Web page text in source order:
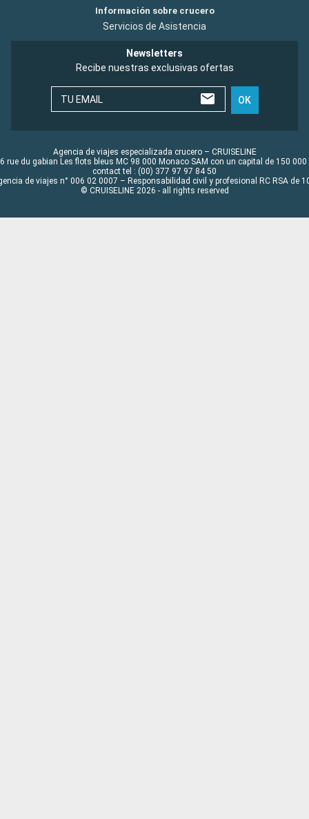
Información sobre crucero
Servicios de Asistencia
Newsletters
Recibe nuestras exclusivas ofertas
TU EMAIL OK
Agencia de viajes especializada crucero – CRUISELINE
rue du gabian Les flots bleus MC 98 000 Monaco SAM con un capital de 150 000
contact tel : (00) 377 97 97 84 50
de viajes n° 006 02 0007 – Responsabilidad civil y profesional RC RSA de
© CRUISELINE 2026 - all rights reserved